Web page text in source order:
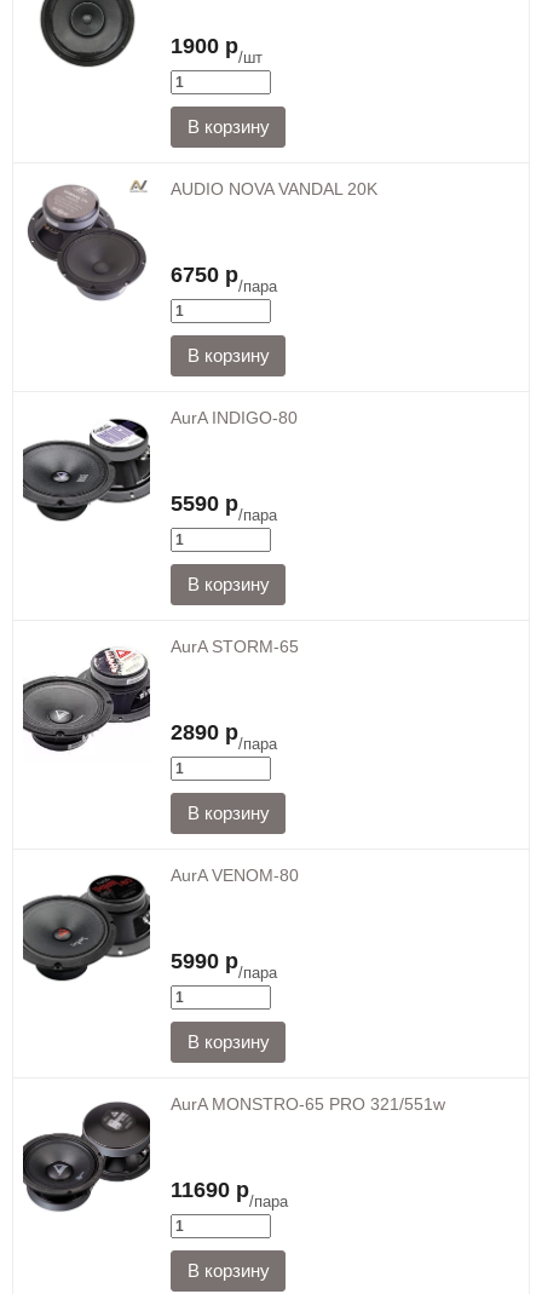
1900 р/шт
AUDIO NOVA VANDAL 20K
6750 р/пара
AurA INDIGO-80
5590 р/пара
AurA STORM-65
2890 р/пара
AurA VENOM-80
5990 р/пара
AurA MONSTRO-65 PRO 321/551w
11690 р/пара